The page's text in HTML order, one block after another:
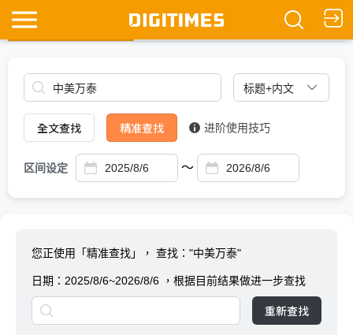
Ask DIGITIMES
全文查找 精准查找 进阶使用技巧
区间设定 ～
您正使用「精准查找」， 查找："中美万泰"
日期： 2025/8/6~2026/8/6 ，根据目前结果做进一步查找
重新查找